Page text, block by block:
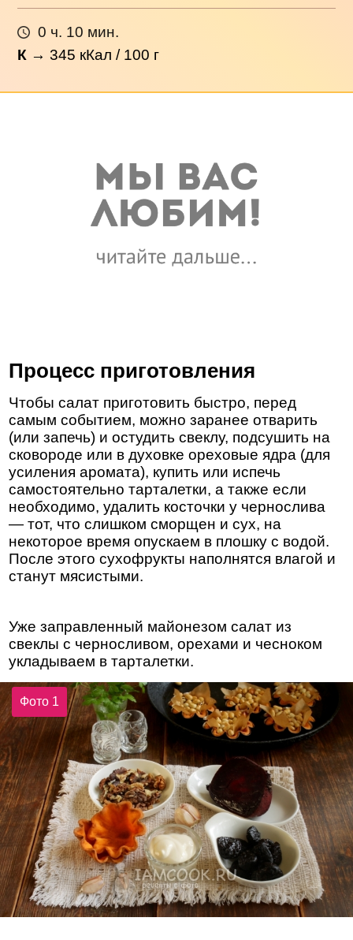
0 ч. 10 мин.
К →345 кКал / 100 г
Процесс приготовления
Чтобы салат приготовить быстро, перед
самым событием, можно заранее отварить
(или запечь) и остудить свеклу, подсушить на
сковороде или в духовке ореховые ядра (для
усиления аромата), купить или испечь
самостоятельно тарталетки, а также если
необходимо, удалить косточки у чернослива
— тот, что слишком сморщен и сух, на
некоторое время опускаем в плошку с водой.
После этого сухофрукты наполнятся влагой и
станут мясистыми.
Уже заправленный майонезом салат из
свеклы с черносливом, орехами и чесноком
укладываем в тарталетки.
Фото 1